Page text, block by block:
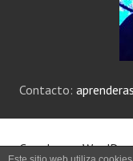
Contacto:
Creado con